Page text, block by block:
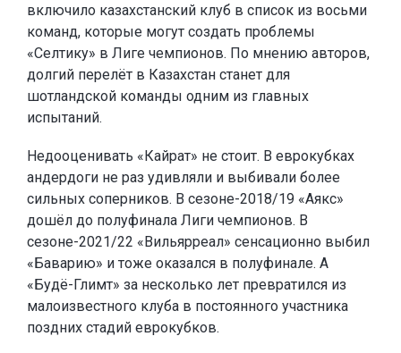
включило казахстанский клуб в список из восьми
команд, которые могут создать проблемы
«Селтику» в Лиге чемпионов. По мнению авторов,
долгий перелёт в Казахстан станет для
шотландской команды одним из главных
испытаний.
Недооценивать «Кайрат» не стоит. В еврокубках
андердоги не раз удивляли и выбивали более
сильных соперников. В сезоне-2018/19 «Аякс»
дошёл до полуфинала Лиги чемпионов. В
сезоне-2021/22 «Вильярреал» сенсационно выбил
«Баварию» и тоже оказался в полуфинале. А
«Будё-Глимт» за несколько лет превратился из
малоизвестного клуба в постоянного участника
поздних стадий еврокубков.